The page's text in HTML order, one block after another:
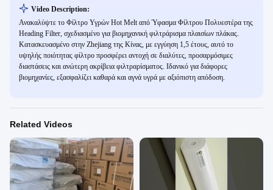
Video Description:
Ανακαλύψτε το Φίλτρο Υγρών Hot Melt από Ύφασμα Φίλτρου Πολυεστέρα της
Heading Filter, σχεδιασμένο για βιομηχανική φιλτράρισμα πλαισίων πλάκας.
Κατασκευασμένο στην Zhejiang της Κίνας, με εγγύηση 1,5 έτους, αυτό το
υψηλής ποιότητας φίλτρο προσφέρει αντοχή σε διαλύτες, προσαρμόσιμες
διαστάσεις και ανώτερη ακρίβεια φιλτραρίσματος. Ιδανικό για διάφορες
βιομηχανίες, εξασφαλίζει καθαρά και αγνά υγρά με αξιόπιστη απόδοση.
Related Videos